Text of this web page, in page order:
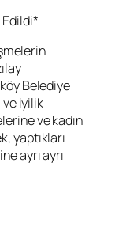
Edildi*
Belediye
ve iyilik
ve kadın
yaptıkları
ayrı ayrı